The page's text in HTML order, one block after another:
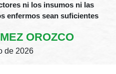
ni los insumos ni las
enfermos sean suficientes
OROZCO
de 2026